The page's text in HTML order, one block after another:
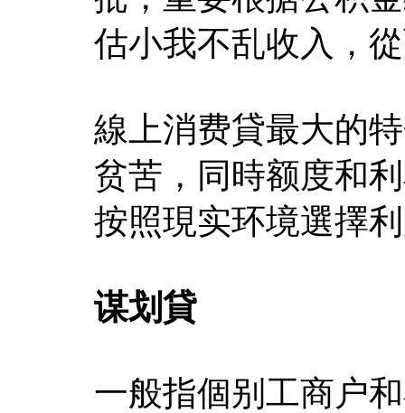
估小我不乱收入，
線上消费貸最大的
贫苦，同時额度和
按照現实环境選擇
谋划貸
一般指個别工商户